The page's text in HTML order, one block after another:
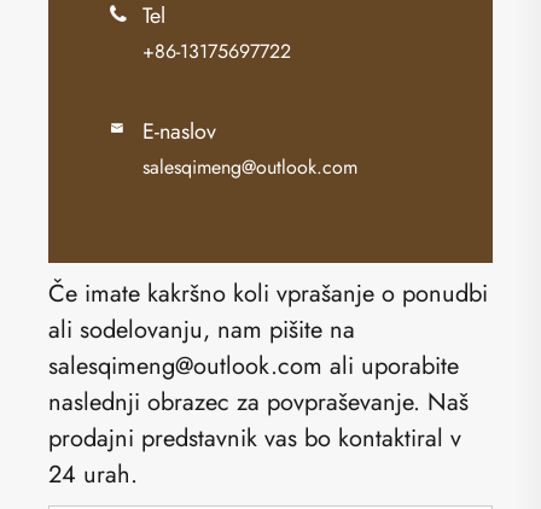
 Tel
+86-13175697722
 E-naslov
salesqimeng@outlook.com
Če imate kakršno koli vprašanje o ponudbi
ali sodelovanju, nam pišite na
salesqimeng@outlook.com ali uporabite
naslednji obrazec za povpraševanje. Naš
prodajni predstavnik vas bo kontaktiral v
24 urah.